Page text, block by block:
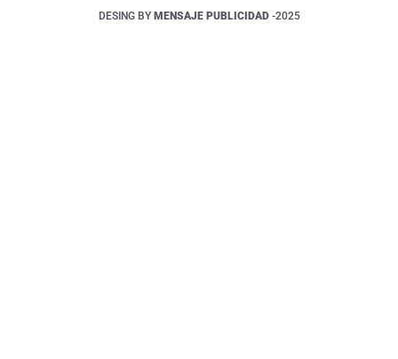
DESING BY MENSAJE PUBLICIDAD -2025